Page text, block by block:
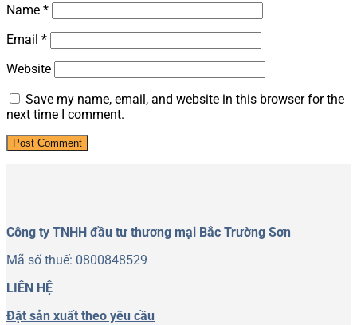
Name *
Email *
Website
Save my name, email, and website in this browser for the
next time I comment.
Công ty TNHH đầu tư thương mại Bắc Trường Sơn
Mã số thuế: 0800848529
LIÊN HỆ
Đặt sản xuất theo yêu cầu